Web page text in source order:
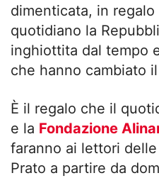
dimenticata, in
quotidiano la
inghiottita dal tempo
che hanno cambiato
È il regalo che il
e la Fondazione
faranno ai lettori
Prato a partire da